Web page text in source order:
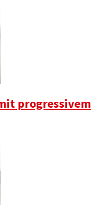
progressivem